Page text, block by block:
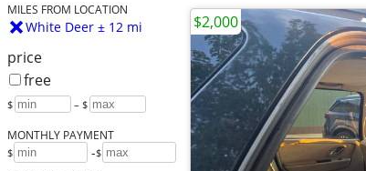
MILES FROM LOCATION
White Deer ± 12 mi
price
free
$ – $
MONTHLY PAYMENT
$ -$
$2,000